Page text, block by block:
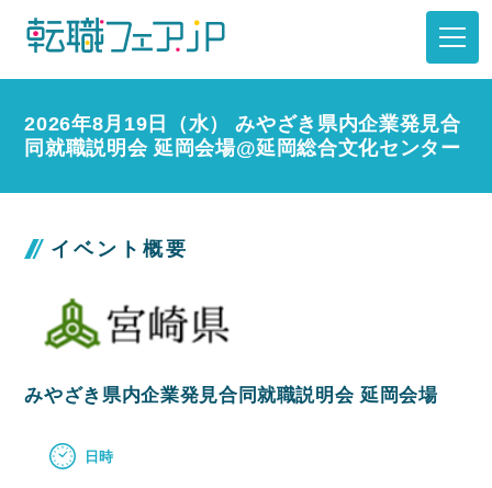
2026年8月19日（水） みやざき県内企業発見合
同就職説明会 延岡会場@延岡総合文化センター
イベント概要
みやざき県内企業発見合同就職説明会 延岡会場
日時